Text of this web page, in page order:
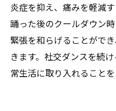
炎症を抑え、痛みを軽減
踊った後のクールダウン
緊張を和らげることがで
きます。社交ダンスを続
常生活に取り入れることを